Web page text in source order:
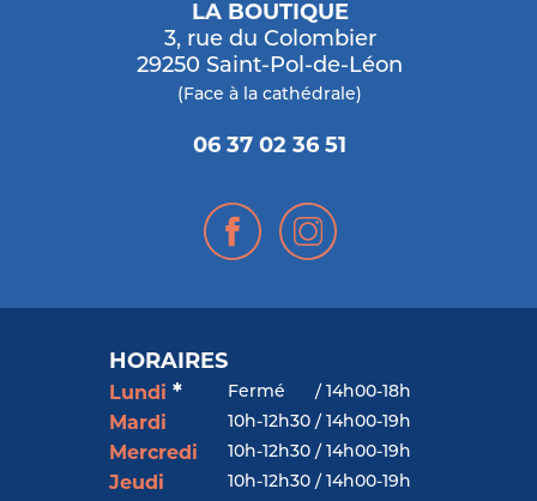
LA BOUTIQUE
3, rue du Colombier
29250 Saint-Pol-de-Léon
(Face à la cathédrale)
06 37 02 36 51
HORAIRES
Lundi *
Mardi
Mercredi
Jeudi
Fermé / 14h00-18h
10h-12h30 / 14h00-19h
10h-12h30 / 14h00-19h
10h-12h30 / 14h00-19h